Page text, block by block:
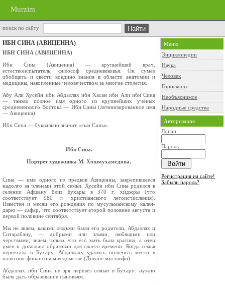
Murzim
поиск по сайту
ИБН СИНА (АВИЦЕННА)
ИБН СИНА (АВИЦЕННА)
Ибн Сина (Авиценна) — крупнейший врач,
естествоиспытатель, философ средневековья. Он сумел
обобщить и свести воедино знания в области анатомии и
медицины, накопленные че­ловечеством за многие столетия.
Абу Али Хусейн ибн Абдаллах ибн Хасан ибн Али ибн Сина
— таково полное имя одного из крупнейших учёных
средневекового Востока — Ибн Сины (латинизированное имя
— Авиценна).
Ибн Сина — буквально значит «сын Сины».
Ибн Сина.
Портрет художника М. Хошмухамедова.
Сина — имя одного из предков Авиценны, за­крепившееся
надолго за членами этой семьи. Хусейн ибн Сина родился в
селении Афшану близ Бухары в 370 г. хиджры (что
соответствует 980 г. христианского летоисчисления).
Известен и месяц его рождения по мусульманскому кален­
дарю — сафар, что соответствует второй полови­не августа и
первой половине сентября.
Мы не знаем, какими людьми были его роди­тели, Абдаллах и
Ситарабану, — добрыми или злыми, любящими или
чёрствыми; знаем толь­ко, что его мать была красива, а отец
умён и довольно образован для своего времени. Когда семья
переехала в Бухару, Абдаллаху удалось получить место в
налогово-финансовом ведомст­ве (Диване муставфи).
Абдаллах ибн Сина не зря перевёз семью в Бухару: нужно
было дать образование сыновьям.
Меню
Энциклопедии
Наука
Человек
Гороскопы
Необъяснимое
Народные средства
Авторизация
Логин:
Пароль:
Регистрация на сайте!
Забыли пароль?